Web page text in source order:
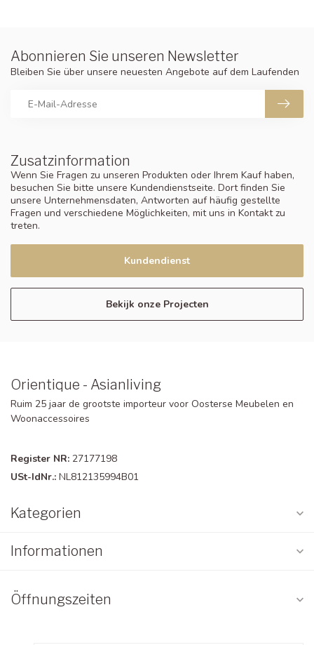
Zusatzinformation
Wenn Sie Fragen zu unseren Produkten oder Ihrem Kauf haben,
besuchen Sie bitte unsere Kundendienstseite. Dort finden Sie
unsere Unternehmensdaten, Antworten auf häufig gestellte
Fragen und verschiedene Möglichkeiten, mit uns in Kontakt zu
treten.
Kundendienst
Bekijk onze Projecten
Abonnieren Sie unseren Newsletter
Bleiben Sie über unsere neuesten Angebote auf dem Laufenden
Orientique - Asianliving
Ruim 25 jaar de grootste importeur voor Oosterse Meubelen en
Woonaccessoires
Register NR: 27177198
USt-IdNr.: NL812135994B01
Kategorien
Informationen
Öffnungszeiten